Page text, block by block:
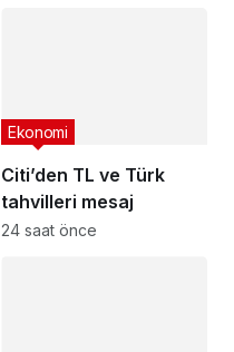
Citi’den TL ve Türk
tahvilleri mesaj
Ekonomi
24 saat önce